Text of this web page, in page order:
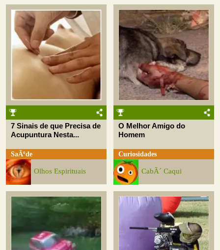
7 Sinais de que Precisa de
Acupuntura Nesta...
SaÃºde
Olhos Espirituais
O Melhor Amigo do
Homem
Curiosidades
CabÃ´ Caqui